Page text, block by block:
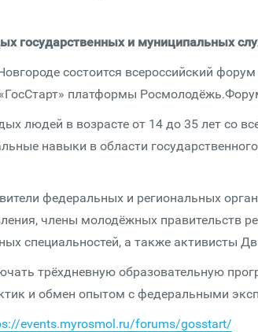
государственных и муниципальных
состоится всероссийский
платформы
людей в возрасте от 14 до 35 лет со
навыки в области
федеральных и региональных
члены молодёжных правительств
специальностей, а также активисты
трёхдневную образовательную
и обмен опытом с федеральными
events.myrosmol.ru/forums/gosstart/